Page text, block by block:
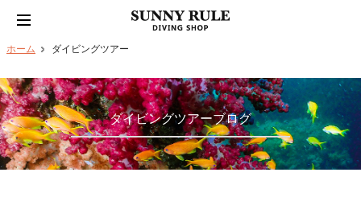
ホーム ダイビングツアー
ダイビングツアーブログ